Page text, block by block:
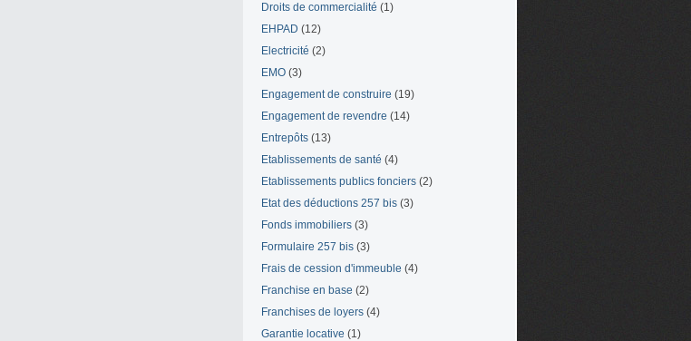
Droits de commercialité (1)
EHPAD (12)
Electricité (2)
EMO (3)
Engagement de construire (19)
Engagement de revendre (14)
Entrepôts (13)
Etablissements de santé (4)
Etablissements publics fonciers (2)
Etat des déductions 257 bis (3)
Fonds immobiliers (3)
Formulaire 257 bis (3)
Frais de cession d'immeuble (4)
Franchise en base (2)
Franchises de loyers (4)
Garantie locative (1)